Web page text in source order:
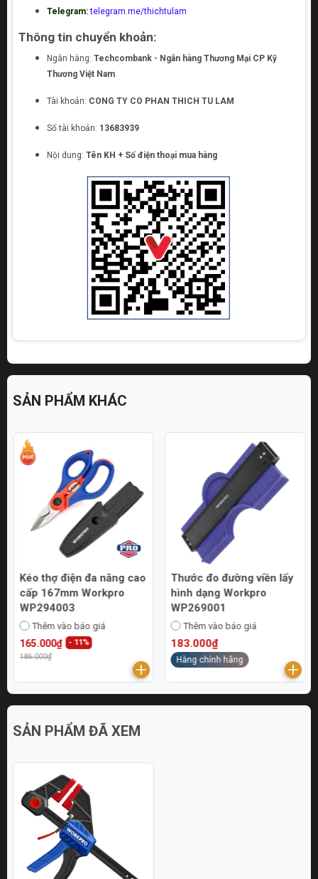
Telegram: telegram.me/thichtulam
Thông tin chuyển khoản:
Ngân hàng: Techcombank - Ngân hàng Thương Mại CP Kỹ
Thương Việt Nam
Tài khoản: CONG TY CO PHAN THICH TU LAM
Số tài khoản: 13683939
Nội dung: Tên KH + Số điện thoại mua hàng
SẢN PHẨM KHÁC
Kéo thợ điện đa năng cao
cấp 167mm Workpro
WP294003
Thêm vào báo giá
165.000₫
186.000₫
- 11%
Thước đo đường viền lấy
hình dạng Workpro
WP269001
Thêm vào báo giá
183.000₫
Hàng chính hãng
SẢN PHẨM ĐÃ XEM